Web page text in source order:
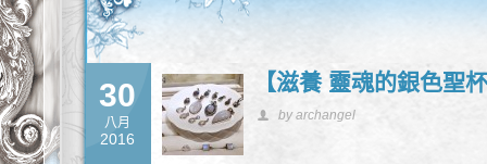
30
八月
2016
【滋養 靈魂的銀色聖
by archangel